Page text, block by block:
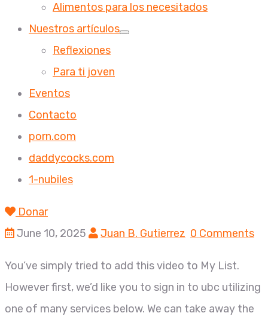
Alimentos para los necesitados
Nuestros artículos
Reflexiones
Para ti joven
Eventos
Contacto
porn.com
daddycocks.com
1-nubiles
Donar
June 10, 2025
Juan B. Gutierrez 0 Comments
You’ve simply tried to add this video to My List.
However first, we’d like you to sign in to ubc utilizing
one of many services below. We can take away the